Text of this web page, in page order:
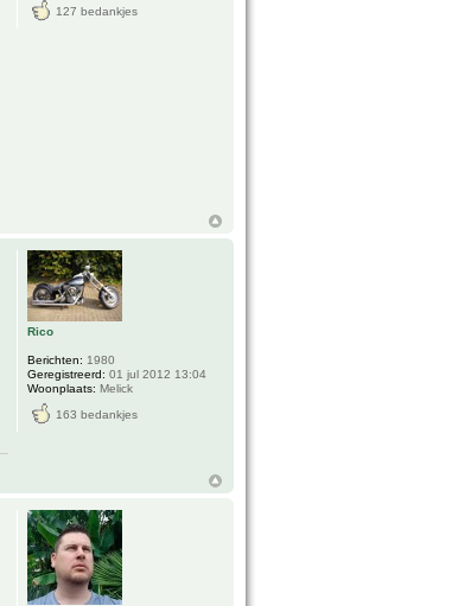
127 bedankjes
Rico
Berichten: 1980
Geregistreerd: 01 jul 2012 13:04
Woonplaats: Melick
163 bedankjes